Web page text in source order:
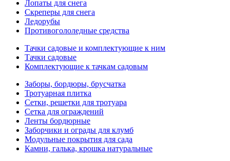
Лопаты для снега
Скреперы для снега
Ледорубы
Противогололедные средства
Тачки садовые и комплектующие к ним
Тачки садовые
Комплектующие к тачкам садовым
Заборы, бордюры, брусчатка
Тротуарная плитка
Сетки, решетки для тротуара
Сетка для ограждений
Ленты бордюрные
Заборчики и ограды для клумб
Модульные покрытия для сада
Камни, галька, крошка натуральные